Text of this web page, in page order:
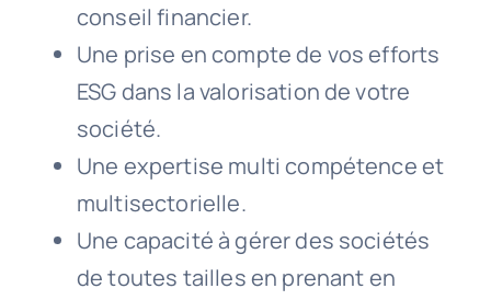
conseil financier.
Une prise en compte de vos efforts
ESG dans la valorisation de votre
société.
Une expertise multi compétence et
multisectorielle.
Une capacité à gérer des sociétés
de toutes tailles en prenant en